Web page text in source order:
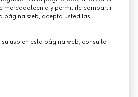
mercadotecnia y permitirle compartir
página web, acepta usted las
uso en esta página web, consulte